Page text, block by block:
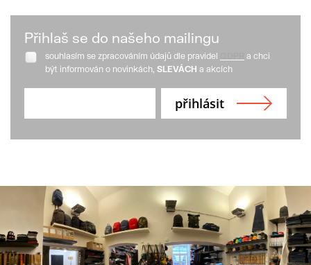
Přihlaš se do našeho mailingu
souhlasím se zpracováním údajů dle pravidel
a chci
být informován o novinkách, SLEVÁCH a akcích